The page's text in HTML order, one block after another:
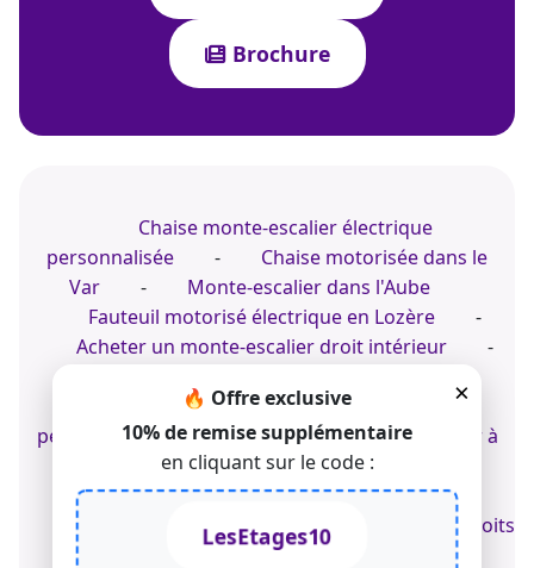
Brochure
×
🔥 Offre exclusive
10% de remise supplémentaire
en cliquant sur le code :
LesEtages10
Chaise monte-escalier électrique
personnalisée
-
Chaise motorisée dans le
Var
-
Monte-escalier dans l'Aube
Fauteuil motorisé électrique en Lozère
-
Acheter un monte-escalier droit intérieur
-
Acheter un monte-escalier intérieur
personnalisé
-
Installer un monte-escalier à
Saint-Etienne
-
Installation d'une chaise
d'escalier
© 2022-2026 TK Home Solutions - CGV - Tous droits
réservés